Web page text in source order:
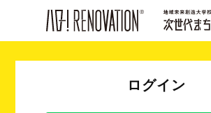
ログイン